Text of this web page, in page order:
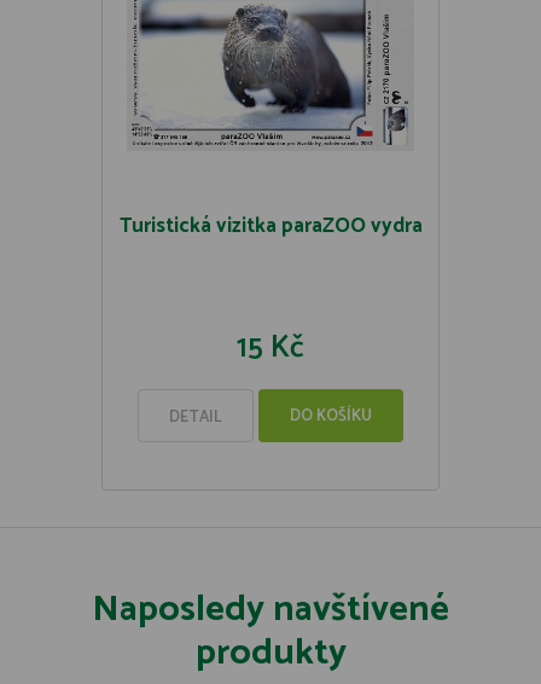
Turistická vizitka paraZOO vydra
15 Kč
DETAIL DO KOŠÍKU
Naposledy navštívené
produkty